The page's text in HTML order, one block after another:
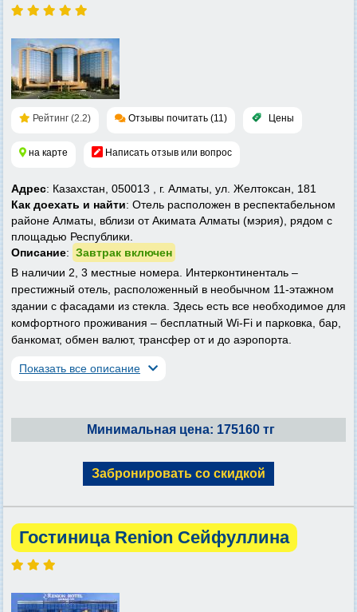
Рейтинг (2.2) Отзывы почитать (11) Цены
на карте Написать отзыв или вопрос
Адрес: Казахстан, 050013 , г. Алматы, ул. Желтоксан, 181
Как доехать и найти: Отель расположен в респектабельном
районе Алматы, вблизи от Акимата Алматы (мэрия), рядом с
площадью Республики.
Описание: Завтрак включен
В наличии 2, 3 местные номера. Интерконтиненталь –
престижный отель, расположенный в необычном 11-этажном
здании с фасадами из стекла. Здесь есть все необходимое для
комфортного проживания – бесплатный Wi-Fi и парковка, бар,
банкомат, обмен валют, трансфер от и до аэропорта.
Показать все описание
Минимальная цена: 175160 тг
Забронировать со скидкой
Гостиница Renion Сейфуллина